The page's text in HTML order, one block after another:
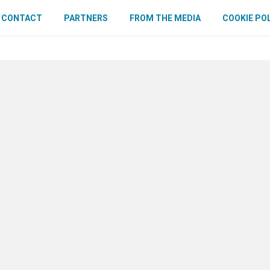
CONTACT PARTNERS FROM THE MEDIA COOKIE